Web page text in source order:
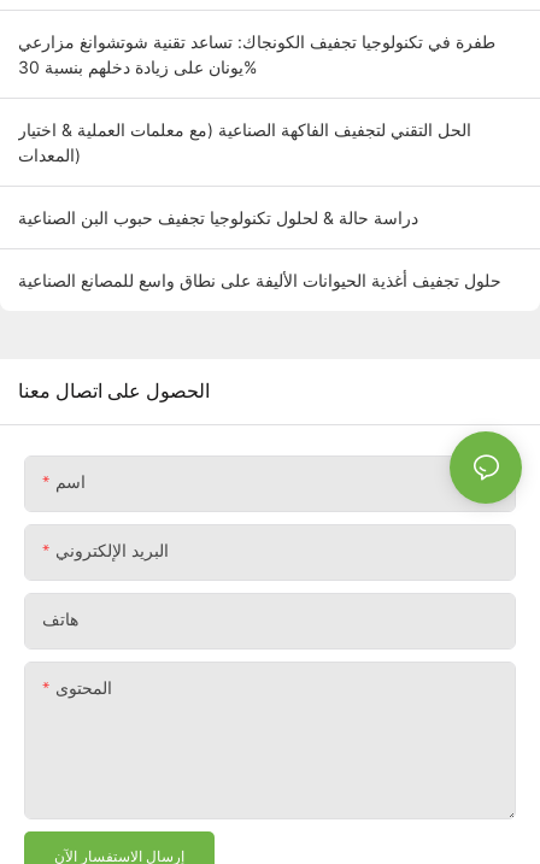
طفرة في تكنولوجيا تجفيف الكونجاك: تساعد تقنية شوتشوانغ مزارعي
يونان على زيادة دخلهم بنسبة 30%
الحل التقني لتجفيف الفاكهة الصناعية (مع معلمات العملية & اختيار
المعدات)
دراسة حالة & لحلول تكنولوجيا تجفيف حبوب البن الصناعية
حلول تجفيف أغذية الحيوانات الأليفة على نطاق واسع للمصانع الصناعية
الحصول على اتصال معنا
اسم
البريد الإلكتروني
هاتف
المحتوى
إرسال الاستفسار الآن